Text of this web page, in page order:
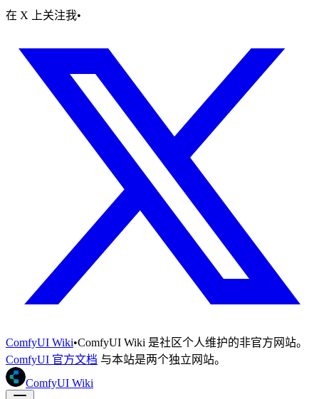
在 X 上关注我•
ComfyUI Wiki•ComfyUI Wiki 是社区个人维护的非官方网站。
ComfyUI 官方文档 与本站是两个独立网站。
ComfyUI Wiki